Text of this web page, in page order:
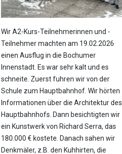
Wir A2-Kurs-Teilnehmerinnen und -
Teilnehmer machten am 19.02.2026
einen Ausflug in die Bochumer
Innenstadt. Es war sehr kalt und es
schneite. Zuerst fuhren wir von der
Schule zum Hauptbahnhof. Wir hörten
Informationen über die Architektur des
Hauptbahnhofs. Dann besichtigten wir
ein Kunstwerk von Richard Serra, das
180.000 € kostete. Danach sahen wir
Denkmäler, z.B. den Kuhhirten, die